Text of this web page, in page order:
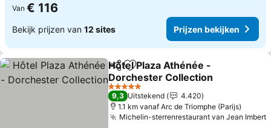
Van € 116
Bekijk prijzen van 12 sites Prijzen bekijken
DelenToevoegen aan favorieten
Hôtel Plaza Athénée -
Dorchester Collection
5 Sterren
9,3 Uitstekend
4.420
1.1 km vanaf Arc de Triomphe (Parijs)
Michelin-sterrenrestaurant van Jean Imbert